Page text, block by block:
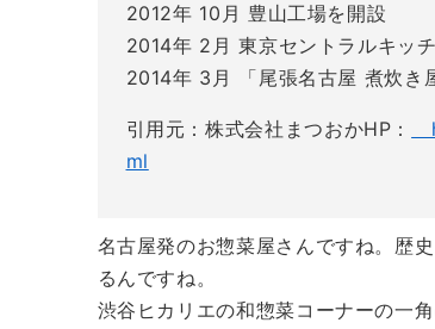
2012年 10月 豊山工場を開設
2014年 2月 東京セントラルキッ
2014年 3月 「尾張名古屋 煮炊き
引用元：株式会社まつおかHP：
ml
名古屋発のお惣菜屋さんですね。歴
るんですね。
渋谷ヒカリエの和惣菜コーナーの一